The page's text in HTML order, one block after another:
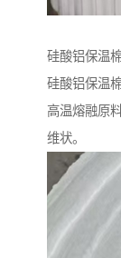
硅酸铝保温
硅酸铝保温
高温熔融原
维状。